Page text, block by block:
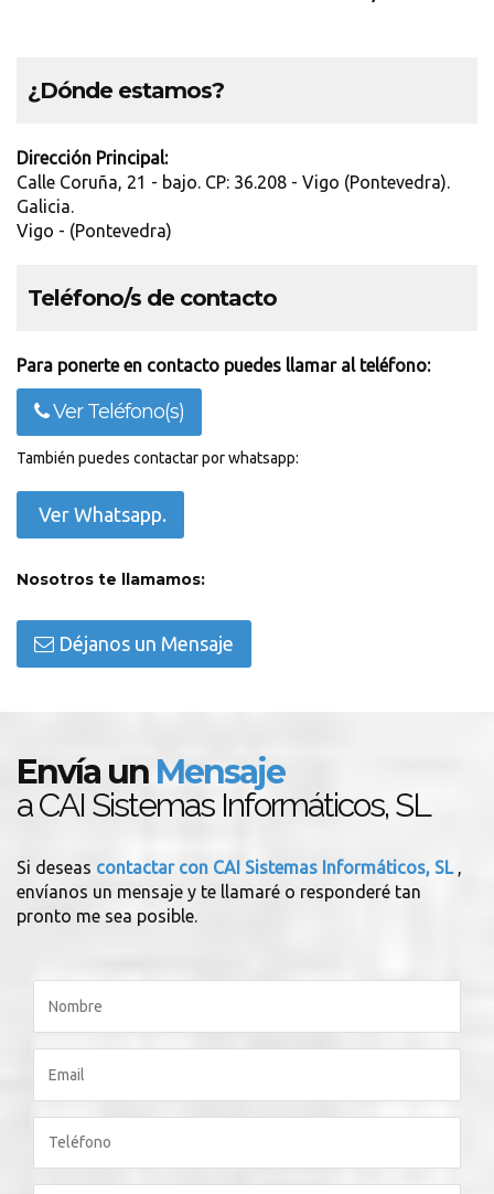
¿Dónde estamos?
Dirección Principal:
Calle Coruña, 21 - bajo. CP: 36.208 - Vigo (Pontevedra).
Galicia.
Vigo - (Pontevedra)
Teléfono/s de contacto
Para ponerte en contacto puedes llamar al teléfono:
Ver Teléfono(s)
También puedes contactar por whatsapp:
Ver Whatsapp.
Nosotros te llamamos:
Déjanos un Mensaje
Envía un Mensaje
a CAI Sistemas Informáticos, SL
Si deseas contactar con CAI Sistemas Informáticos, SL ,
envíanos un mensaje y te llamaré o responderé tan
pronto me sea posible.